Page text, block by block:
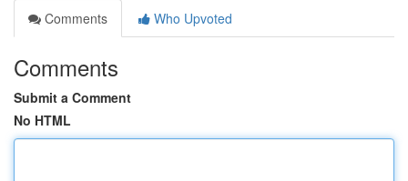
Comments
Who Upvoted
Comments
Submit a Comment
No HTML